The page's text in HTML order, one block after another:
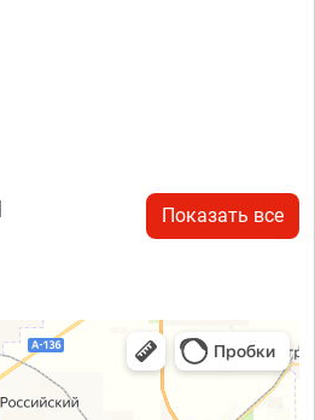
Показать все